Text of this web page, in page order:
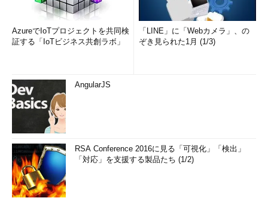
AzureでIoTプロジェクトを共同検
証する「IoTビジネス共創ラボ」
「LINE」に「Webカメラ」、の
ぞき見られた1月 (1/3)
AngularJS
RSA Conference 2016に見る「可視化」「検出」
「対応」を支援する製品たち (1/2)